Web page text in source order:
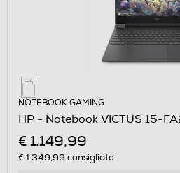
NOTEBOOK GAMING
HP - Notebook VICTUS 15-
€ 1.149,99
€ 1.349,99 consigliato